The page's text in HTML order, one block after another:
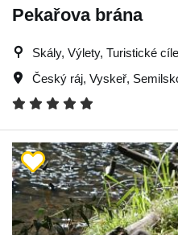
Pekařova brána
Skály, Výlety, Turistické
Český ráj, Vyskeř,